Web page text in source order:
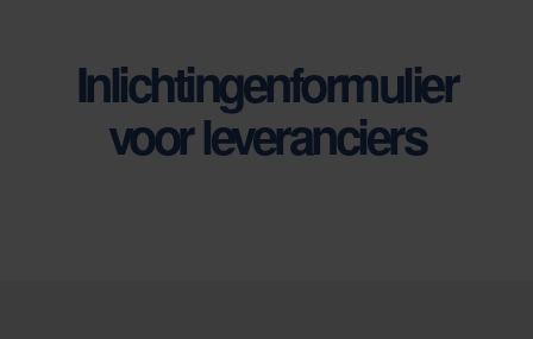
Inlichtingenformulier
voor leveranciers